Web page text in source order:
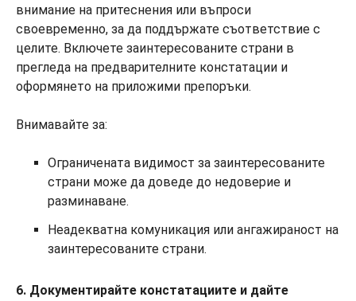
внимание на притеснения или въпроси
своевременно, за да поддържате съответствие с
целите. Включете заинтересованите страни в
прегледа на предварителните констатации и
оформянето на приложими препоръки.
Внимавайте за:
Ограничената видимост за заинтересованите
страни може да доведе до недоверие и
разминаване.
Неадекватна комуникация или ангажираност на
заинтересованите страни.
6. Документирайте констатациите и дайте